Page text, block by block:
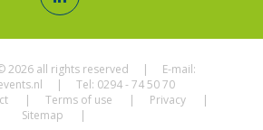
2026 all rights reserved | E-mail:
| Tel: 0294 - 74 50 70
Terms of use
Privacy
Sitemap